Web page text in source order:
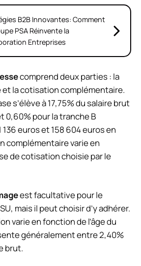
B2B Innovantes: Comment
PSA Réinvente la
Entreprises
comprend deux parties : la
la cotisation complémentaire.
s’élève à 17,75% du salaire brut
0,60% pour la tranche B
euros et 158 604 euros en
complémentaire varie en
de cotisation choisie par le
est facultative pour le
mais il peut choisir d’y adhérer.
varie en fonction de l’âge du
généralement entre 2,40%
brut.